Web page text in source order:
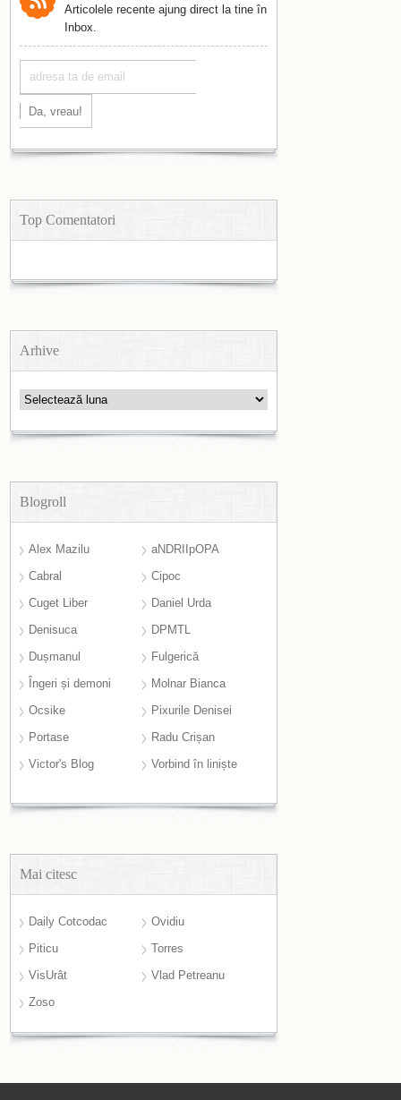
Articolele recente ajung direct la tine în
Inbox.
Top Comentatori
Arhive
Arhive
Blogroll
Alex Mazilu
aNDRIIpOPA
Cabral
Cipoc
Cuget Liber
Daniel Urda
Denisuca
DPMTL
Dușmanul
Fulgerică
Îngeri și demoni
Molnar Bianca
Ocsike
Pixurile Denisei
Portase
Radu Crișan
Victor's Blog
Vorbind în liniște
Mai citesc
Daily Cotcodac
Ovidiu
Piticu
Torres
VisUrât
Vlad Petreanu
Zoso